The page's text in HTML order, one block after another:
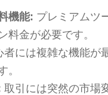
機能: プレミアムツ
料金が必要です。
者には複雑な機能が
。
取引には突然の市場